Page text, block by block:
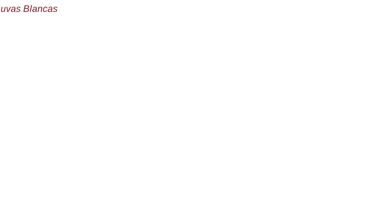
uvas Blancas